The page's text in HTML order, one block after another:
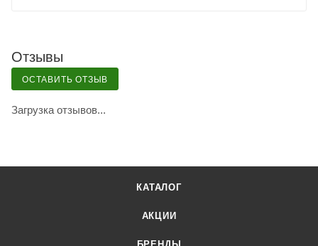
Отзывы
ОСТАВИТЬ ОТЗЫВ
Загрузка отзывов...
КАТАЛОГ
АКЦИИ